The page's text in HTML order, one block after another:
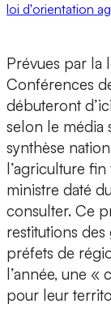
loi d'orientation
Prévues par la
Conférences
débuteront
selon le média
synthèse
l’agriculture
ministre daté
consulter. Ce
restitutions des
préfets de
l’année, une
pour leur